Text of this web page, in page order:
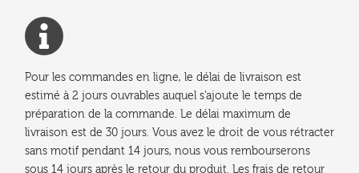
Pour les commandes en ligne, le délai de livraison est
estimé à 2 jours ouvrables auquel s'ajoute le temps de
préparation de la commande. Le délai maximum de
livraison est de 30 jours. Vous avez le droit de vous rétracter
sans motif pendant 14 jours, nous vous rembourserons
sous 14 jours après le retour du produit. Les frais de retour